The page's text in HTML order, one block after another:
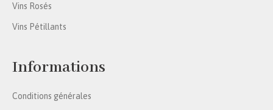
Vins Rosés
Vins Pétillants
Informations
Conditions générales